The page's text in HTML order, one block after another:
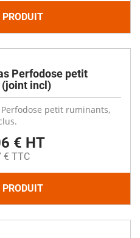
Perfodose petit
incl)
Perfodose petit ruminants,
€ HT
€ TTC